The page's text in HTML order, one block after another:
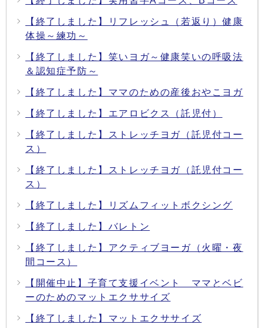
【終了しました】リフレッシュ（若返り）健康
体操～練功～
【終了しました】笑いヨガ～健康笑いの呼吸法
＆認知症予防～
【終了しました】ママのための産後おやこヨガ
【終了しました】エアロビクス（託児付）
【終了しました】ストレッチヨガ（託児付コー
ス）
【終了しました】ストレッチヨガ（託児付コー
ス）
【終了しました】リズムフィットボクシング
【終了しました】バレトン
【終了しました】アクティブヨーガ（火曜・夜
間コース）
【開催中止】子育て支援イベント ママとベビ
ーのためのマットエクササイズ
【終了しました】マットエクササイズ